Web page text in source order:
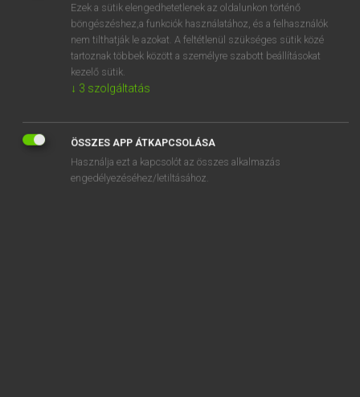
iparfejlesztés
MICROSOFT OFFICE BŐVÍTMÉNY
BEÉPÜLŐ SZÓTÁRMODUL
ONLINE NYELVVIZSGA
Ezek a sütik elengedhetetlenek az oldalunkon történő
böngészéshez,a funkciók használatához, és a felhasználók
nem tilthatják le azokat. A feltétlenül szükséges sütik közé
tartoznak többek között a személyre szabott beállításokat
kezelő sütik.
↓ 3 szolgáltatás
ÖSSZES APP ÁTKAPCSOLÁSA
Használja ezt a kapcsolót az összes alkalmazás
engedélyezéséhez/letiltásához.